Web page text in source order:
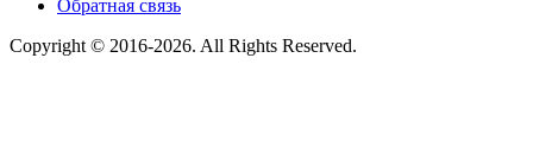
Обратная связь
Copyright © 2016-2026. All Rights Reserved.